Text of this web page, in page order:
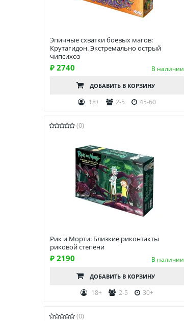
Эпичные схватки боевых магов:
Крутагидон. Экстремально острый
чипсихоз
₽ 2740 В наличии
ДОБАВИТЬ В КОРЗИНУ
18+ 2-5 45-60
(0)
Рик и Морти: Близкие риконтакты
риковой степени
₽ 2190 В наличии
ДОБАВИТЬ В КОРЗИНУ
18+ 2-5 30+
(0)